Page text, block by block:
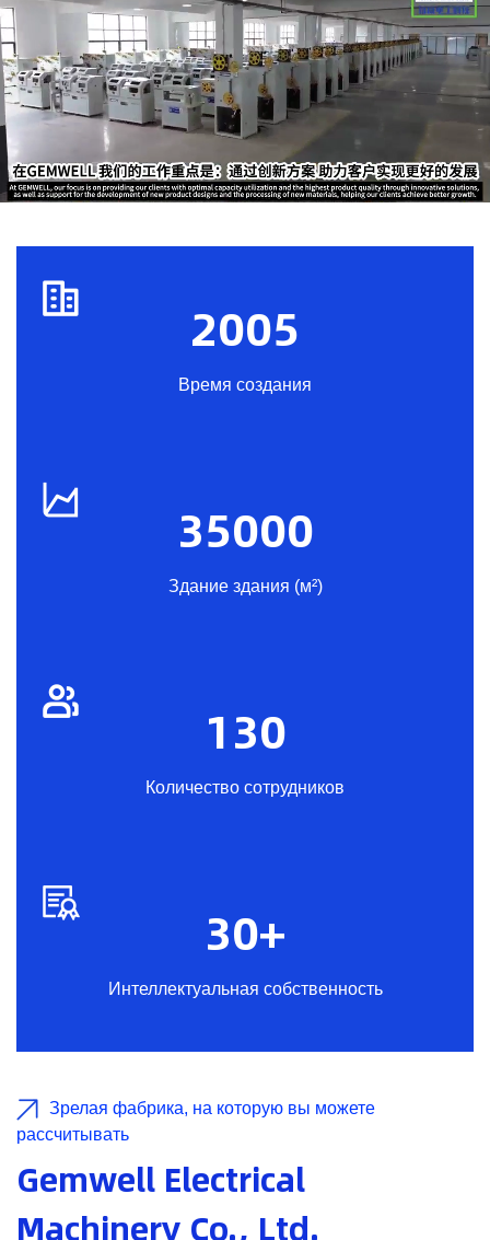
2005
Время создания
35000
Здание здания (м²)
130
Количество сотрудников
30+
Интеллектуальная собственность
Зрелая фабрика, на которую вы можете
рассчитывать
Gemwell Electrical
Machinery Co., Ltd.